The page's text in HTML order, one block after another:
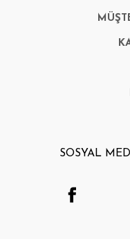
SOSYAL